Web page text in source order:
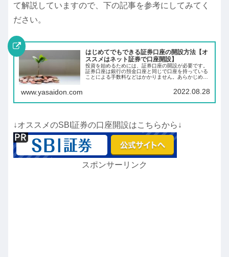
て解説していますので、下の記事を参考にしてみてく
ださい。
はじめてでもできる証券口座の開設方法【オ
ススメはネット証券で口座開設】
投資を始めるためには、証券口座の開設が必要です。
証券口座は銀行の預金口座と同じで口座を持っている
ことによる手数料などはかかりません。あらかじめ証
www.yasaidon.com 2022.08.28
↓オススメのSBI証券の口座開設はこちらから↓
スポンサーリンク